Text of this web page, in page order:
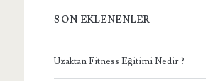
SON EKLENENLER
Uzaktan Fitness Eğitimi Nedir ?